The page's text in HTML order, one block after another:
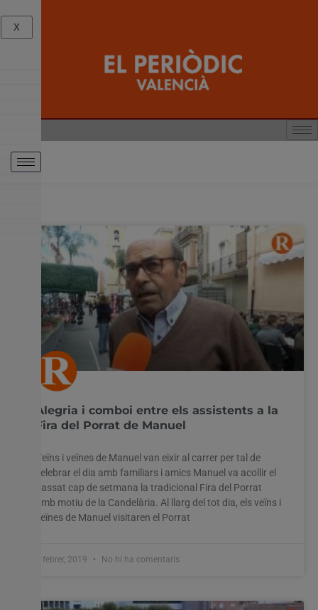
Alegria i comboi entre els assistents a la
Fira del Porrat de Manuel
Veïns i veïnes de Manuel van eixir al carrer per tal de
celebrar el dia amb familiars i amics Manuel va acollir el
passat cap de setmana la tradicional Fira del Porrat
amb motiu de la Candelària. Al llarg del tot dia, els veïns i
veïnes de Manuel visitaren el Porrat
4 febrer, 2019 No hi ha comentaris